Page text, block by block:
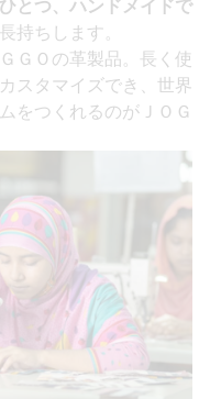
とつ、ハンドメイドで
持ちします。
ＧＯの革製品。長く使
スタマイズでき、世界
をつくれるのがＪＯＧ